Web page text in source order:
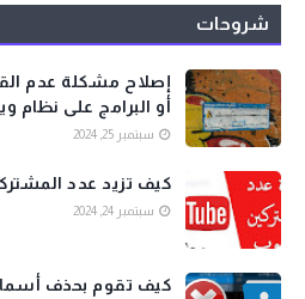
شروحات
إصلاح مشكلة عدم
أو البرامج على نظام
سبتمبر 25, 2024
كيف تزيد عدد
سبتمبر 24, 2024
كيف تقوم بحذف